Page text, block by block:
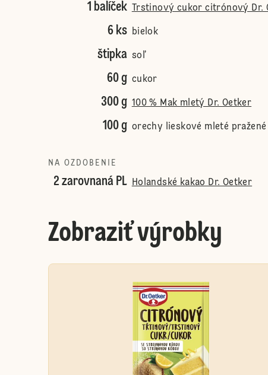
1 balíček Trstinový cukor citrónový Dr.
6 ks bielok
štipka soľ
60 g cukor
300 g 100 % Mak mletý Dr. Oetker
100 g orechy lieskové mleté pražené
NA OZDOBENIE
2 zarovnaná PL Holandské kakao Dr. Oetker
Zobraziť výrobky